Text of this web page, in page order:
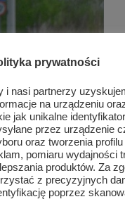
prywatności
i nasi partnerzy
na urządzeniu
jak unikalne
przez urządzenie
oraz tworzenia
pomiaru wydajności
produktów. Za
z precyzyjnych
poprzez